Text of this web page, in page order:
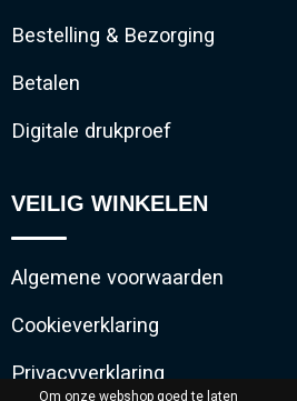
Bestelling & Bezorging
Betalen
Digitale drukproef
VEILIG WINKELEN
Algemene voorwaarden
Cookieverklaring
Privacyverklaring
Om onze webshop goed te laten